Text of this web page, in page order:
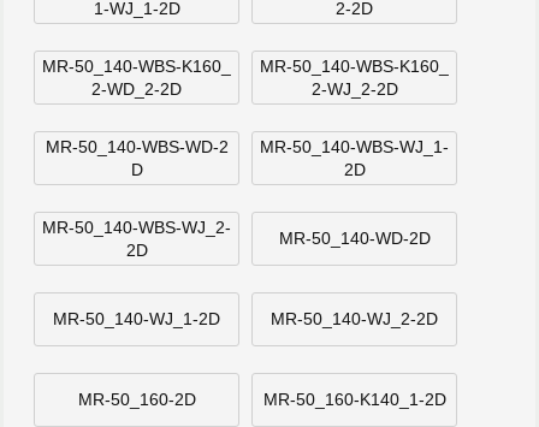
1-WJ_1-2D
2-2D
MR-50_140-WBS-K160_
2-WD_2-2D
MR-50_140-WBS-K160_
2-WJ_2-2D
MR-50_140-WBS-WD-2
D
MR-50_140-WBS-WJ_1-
2D
MR-50_140-WBS-WJ_2-
2D
MR-50_140-WD-2D
MR-50_140-WJ_1-2D MR-50_140-WJ_2-2D
MR-50_160-2D MR-50_160-K140_1-2D